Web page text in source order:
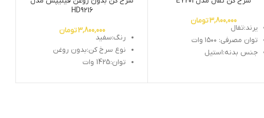
3,800,000تومان
یرند:تفال
توان مصرفی: ۱۵۰۰ وات
جنس بدنه:استیل
HD9216
3,800,000تومان
رنگ:سفید
نوع سرخ کن:بدون روغن
توان:1425 وات